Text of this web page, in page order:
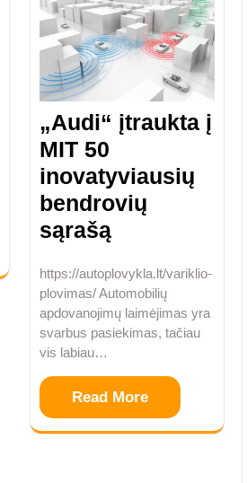
„Audi“ įtraukta į
MIT 50
inovatyviausių
bendrovių
sąrašą
https://autoplovykla.lt/variklio-
plovimas/ Automobilių
apdovanojimų laimėjimas yra
svarbus pasiekimas, tačiau
vis labiau…
Read More